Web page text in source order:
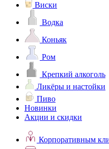
Виски
Водка
Коньяк
Ром
Крепкий алкоголь
Ликёры и настойки
Пиво
Новинки
Акции и скидки
Корпоративным